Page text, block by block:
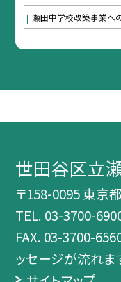
瀬田中学校改築事業へ
世田谷区立
〒158-0095 東京
TEL. 03-3700-
FAX. 03-3700-
ッセージが流れま